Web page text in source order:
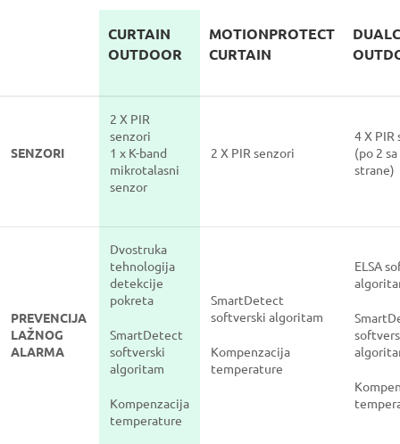
CURTAIN
OUTDOOR
MOTIONPROTECT
CURTAIN
SENZORI
2 X PIR
senzori
1 x K-band
mikrotalasni
senzor
2 X PIR senzori
4 X PIR
(po 2
strane)
PREVENCIJA
LAŽNOG
ALARMA
Dvostruka
tehnologija
detekcije
pokreta
SmartDetect
softverski
algoritam
Kompenzacija
temperature
SmartDetect
softverski algoritam
Kompenzacija
temperature
ELSA